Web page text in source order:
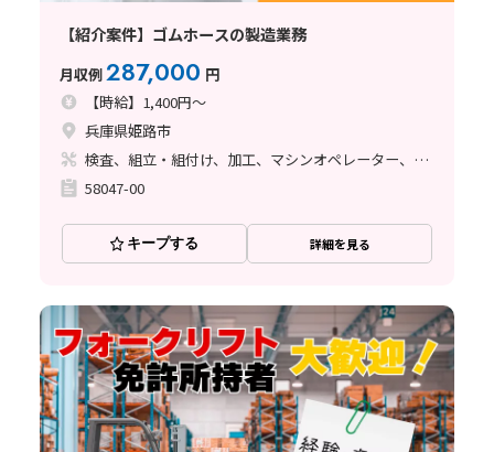
【紹介案件】ゴムホースの製造業務
月収例287,000 円
【時給】1,400円～
兵庫県姫路市
検査、組立・組付け、加工、マシンオペレーター、立ち作業
58047-00
キープする 詳細を見る